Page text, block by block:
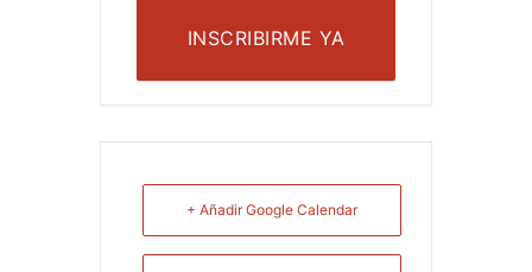
INSCRIBIRME YA
+ Añadir Google Calendar